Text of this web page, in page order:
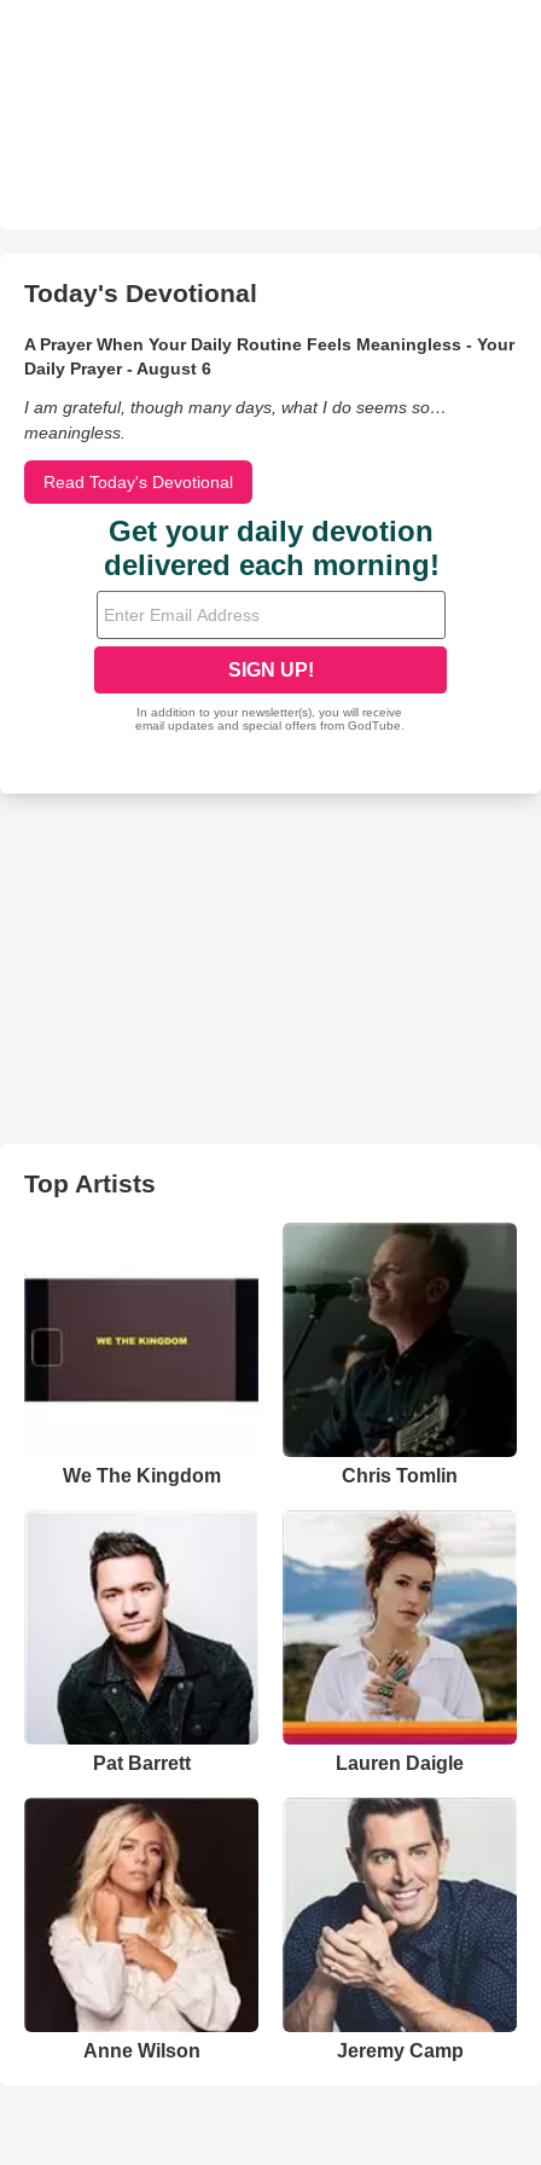
Today's Devotional
A Prayer When Your Daily Routine Feels Meaningless - Your
Daily Prayer - August 6
I am grateful, though many days, what I do seems so…
meaningless.
Read Today's Devotional
Top Artists
We The Kingdom Chris Tomlin
Pat Barrett Lauren Daigle
Anne Wilson Jeremy Camp